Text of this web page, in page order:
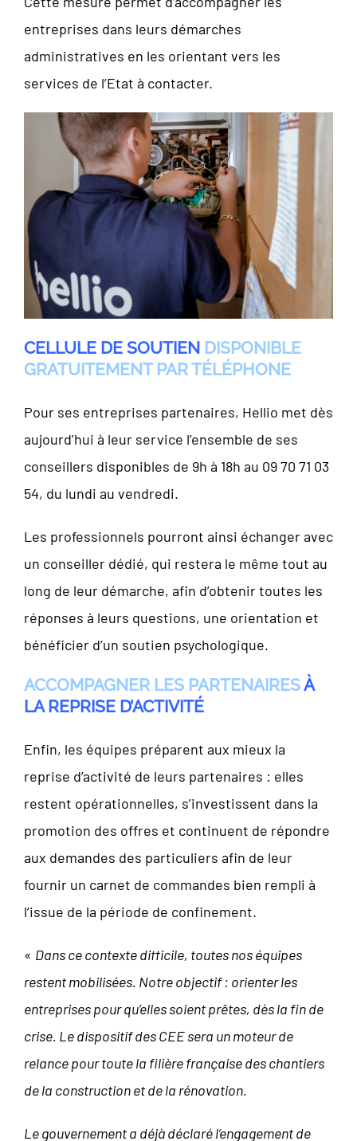
entreprises dans leurs démarches
administratives en les orientant vers les
services de l’Etat à contacter.
CELLULE DE SOUTIEN DISPONIBLE
GRATUITEMENT PAR TÉLÉPHONE
Pour ses entreprises partenaires, Hellio met dès
aujourd’hui à leur service l’ensemble de ses
conseillers disponibles de 9h à 18h au 09 70 71 03
54, du lundi au vendredi.
Les professionnels pourront ainsi échanger avec
un conseiller dédié, qui restera le même tout au
long de leur démarche, afin d’obtenir toutes les
réponses à leurs questions, une orientation et
bénéficier d’un soutien psychologique.
ACCOMPAGNER LES PARTENAIRESÀ
LA REPRISE D’ACTIVITÉ
Enfin, les équipes préparent aux mieux la
reprise d’activité de leurs partenaires : elles
restent opérationnelles, s’investissent dans la
promotion des offres et continuent de répondre
aux demandes des particuliers afin de leur
fournir un carnet de commandes bien rempli à
l’issue de la période de confinement.
« Dans ce contexte difficile, toutes nos équipes
restent mobilisées. Notre objectif : orienter les
entreprises pour qu’elles soient prêtes, dès la fin de
crise. Le dispositif des CEE sera un moteur de
relance pour toute la filière française des chantiers
de la construction et de la rénovation.
Le gouvernement a déjà déclaré l’engagement de